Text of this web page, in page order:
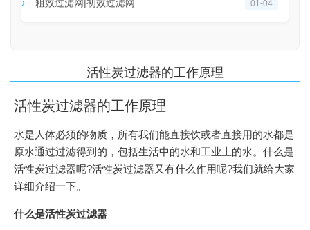
粗效过滤网|初效过滤网 01-04
活性炭过滤器的工作原理
活性炭过滤器的工作原理
水是人体必须的物质，所有我们能直接饮或者直接用的水都是
原水通过过滤得到的，包括生活中的水和工业上的水。什么是
活性炭过滤器呢?活性炭过滤器又有什么作用呢?我们就给大家
详细介绍一下。
什么是活性炭过滤器